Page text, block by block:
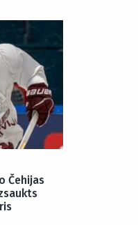
Čehijas